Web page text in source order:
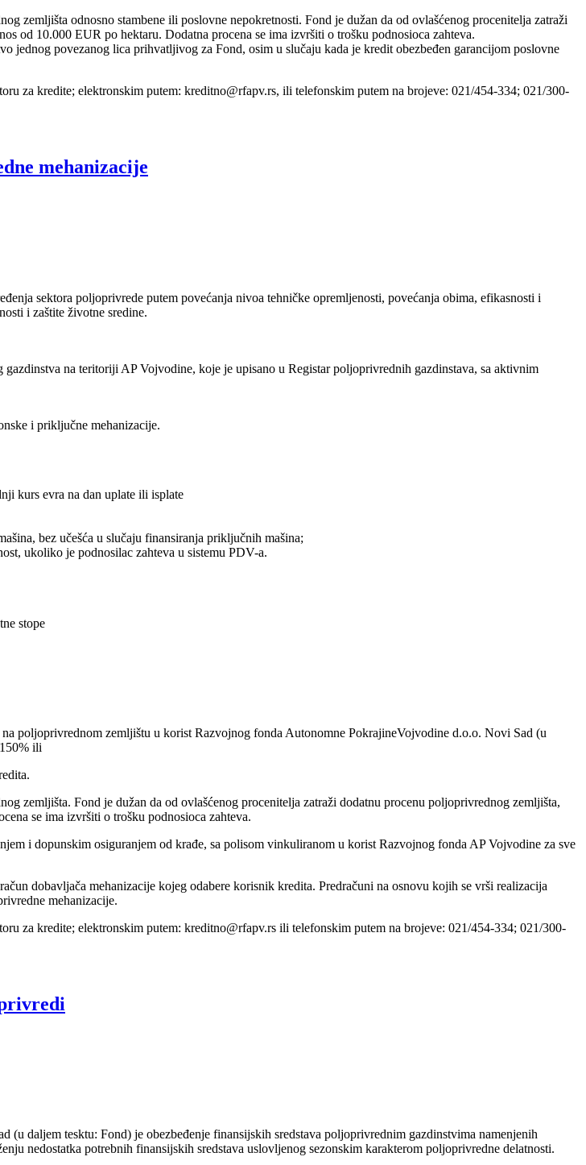
zemljišta odnosno stambene ili poslovne nepokretnosti. Fond je dužan da od ovlašćenog procenitelja zatraži
od 10.000 EUR po hektaru. Dodatna procena se ima izvršiti o trošku podnosioca zahteva.
jednog povezanog lica prihvatljivog za Fond, osim u slučaju kada je kredit obezbeđen garancijom poslovne
za kredite; elektronskim putem: kreditno@rfapv.rs, ili telefonskim putem na brojeve: 021/454-334; 021/300-
mehanizacije
sektora poljoprivrede putem povećanja nivoa tehničke opremljenosti, povećanja obima, efikasnosti i
i zaštite životne sredine.
na teritoriji AP Vojvodine, koje je upisano u Registar poljoprivrednih gazdinstava, sa aktivnim
i priključne mehanizacije.
kurs evra na dan uplate ili isplate
bez učešća u slučaju finansiranja priključnih mašina;
ukoliko je podnosilac zahteva u sistemu PDV-a.
stope
poljoprivrednom zemljištu u korist Razvojnog fonda Autonomne PokrajineVojvodine d.o.o. Novi Sad (u
ili
zemljišta. Fond je dužan da od ovlašćenog procenitelja zatraži dodatnu procenu poljoprivrednog zemljišta,
se ima izvršiti o trošku podnosioca zahteva.
i dopunskim osiguranjem od krađe, sa polisom vinkuliranom u korist Razvojnog fonda AP Vojvodine za sve
dobavljača mehanizacije kojeg odabere korisnik kredita. Predračuni na osnovu kojih se vrši realizacija
mehanizacije.
za kredite; elektronskim putem: kreditno@rfapv.rs ili telefonskim putem na brojeve: 021/454-334; 021/300-
daljem tesktu: Fond) je obezbeđenje finansijskih sredstava poljoprivrednim gazdinstvima namenjenih
nedostatka potrebnih finansijskih sredstava uslovljenog sezonskim karakterom poljoprivredne delatnosti.